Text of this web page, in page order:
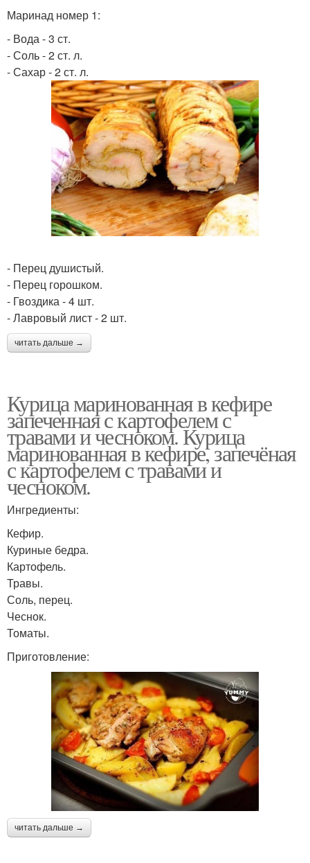
Маринад номер 1:
- Вода - 3 ст.
- Соль - 2 ст. л.
- Сахар - 2 ст. л.
- Перец душистый.
- Перец горошком.
- Гвоздика - 4 шт.
- Лавровый лист - 2 шт.
читать дальше →
Курица маринованная в кефире
запеченная с картофелем с
травами и чесноком. Курица
маринованная в кефире, запечёная
с картофелем с травами и
чесноком.
Ингредиенты:
Кефир.
Куриные бедра.
Картофель.
Травы.
Соль, перец.
Чеснок.
Томаты.
Приготовление:
читать дальше →